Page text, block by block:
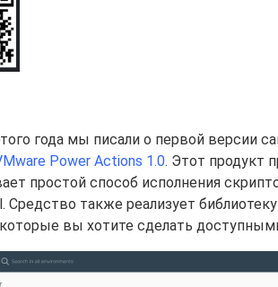
года мы писали о первой версии
Power Actions 1.0. Этот продукт
простой способ исполнения
Средство также реализует
вы хотите сделать